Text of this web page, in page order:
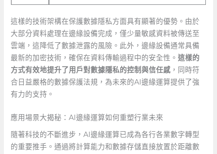
這樣的技術架構在保護數據隱私方面具有顯著的優勢。由於
大部分資料處理在邊緣設備完成，僅少量敏感資料被傳送至
雲端，這降低了數據泄露的風險。此外，邊緣設備通常具備
最新的加密技術，確保在資料傳輸過程中的安全性。這樣的
方式有效地提升了用戶對數據隱私的控制與信任感 ，同時符
合日益嚴格的數據保護法規，為未來的AI邊緣運算提供了強
有力的支持。
應用場景大揭秘：AI邊緣運算如何重塑行業未來
隨著科技的不斷進步，AI邊緣運算已成為各行各業數字轉型
的重要推手。通過將計算能力和數據存儲直接放置於距離數